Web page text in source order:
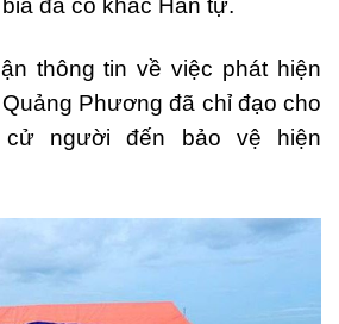
đá có khắc Hán tự.
thôngtin về việc phát hiện
Phương đã chỉ đạo cho
người đến bảo vệ hiện